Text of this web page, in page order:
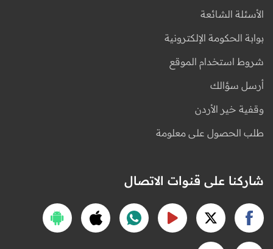
الأسئلة الشائعة
بوابة الحكومة الإلكترونية
شروط استخدام الموقع
أرسل سؤالك
وقفية خير الأردن
طلب الحصول على معلومة
شاركنا على قنوات الاتصال